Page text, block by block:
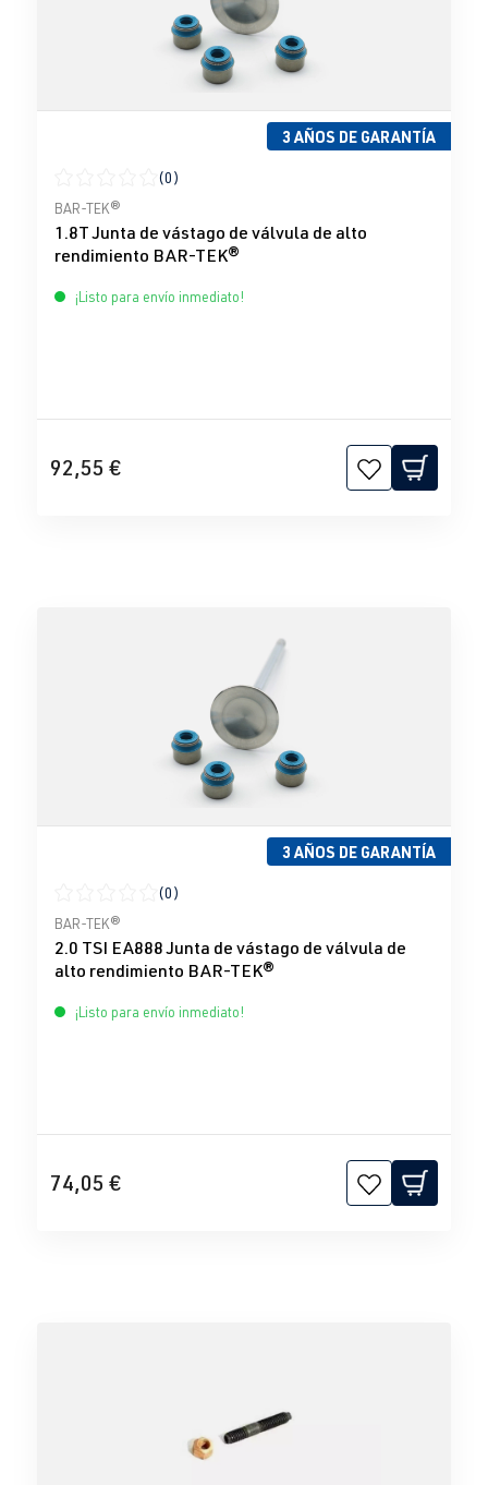
3 AÑOS DE GARANTÍA
Calificación promedio de 0 de 5 estrellas
(0)
BAR-TEK®
1.8T Junta de vástago de válvula de alto
rendimiento BAR-TEK®
¡Listo para envío inmediato!
92,55 €
3 AÑOS DE GARANTÍA
Calificación promedio de 0 de 5 estrellas
(0)
BAR-TEK®
2.0 TSI EA888 Junta de vástago de válvula de
alto rendimiento BAR-TEK®
¡Listo para envío inmediato!
74,05 €